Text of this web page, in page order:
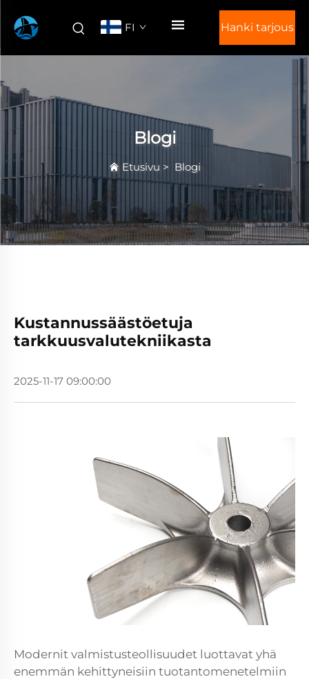
FI Hanki tarjous
Blogi
Etusivu > Blogi
Kustannussäästöetuja
tarkkuusvalutekniikasta
2025-11-17 09:00:00
Modernit valmistusteollisuudet luottavat yhä
enemmän kehittyneisiin tuotantomenetelmiin